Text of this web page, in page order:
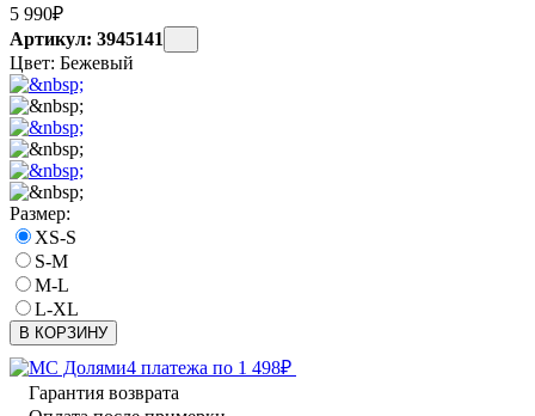
5 990₽
Артикул: 3945141
Цвет: Бежевый
Размер:
XS-S
S-M
M-L
L-XL
В КОРЗИНУ
4 платежа по 1 498₽
Гарантия возврата